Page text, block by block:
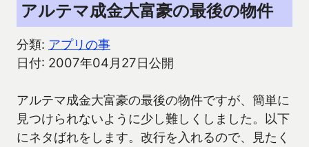
アルテマ成金大富豪の最後の物件
分類: アプリの事
日付: 2007年04月27日公開
アルテマ成金大富豪の最後の物件ですが、簡単に
見つけられないように少し難しくしました。以下
にネタばれをします。改行を入れるので、見たく